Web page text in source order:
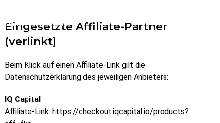
Skip to main content
Eingesetzte Affiliate-Partner
(verlinkt)
Beim Klick auf einen Affiliate-Link gilt die
Datenschutzerklärung des jeweiligen Anbieters:
IQ Capital
Affiliate-Link: https://checkout.iqcapital.io/products?